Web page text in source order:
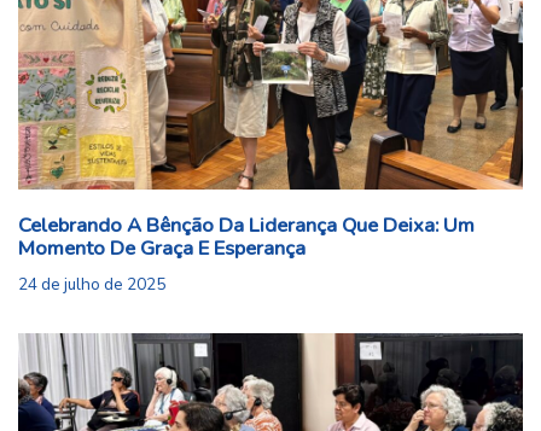
Celebrando A Bênção Da Liderança Que Deixa: Um
Momento De Graça E Esperança
24 de julho de 2025